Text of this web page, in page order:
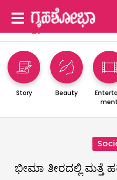
Story Beauty
ment
ಭೀಮಾ ತೀರದಲ್ಲಿ ಮತ್ತೆ